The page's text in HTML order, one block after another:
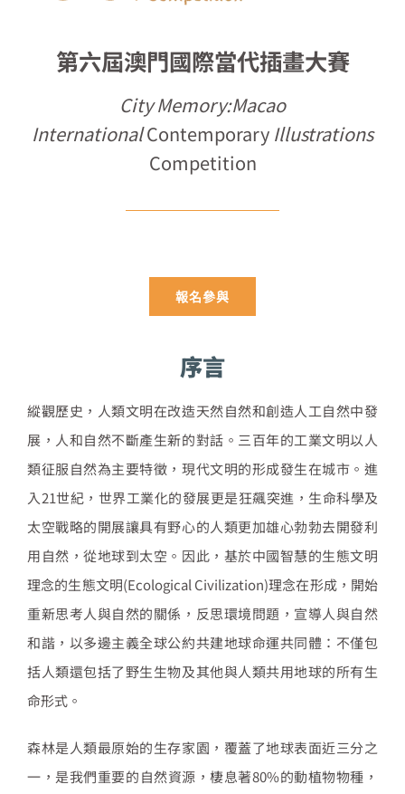
第六屆澳門國際當代插畫大賽
City Memory:Macao
InternationalContemporary Illustrations
Competition
報名參與
序言
縱觀歷史，人類文明在改造天然自然和創造人工自然中發
展，人和自然不斷產生新的對話。三百年的工業文明以人
類征服自然為主要特徵，現代文明的形成發生在城市。進
入21世紀，世界工業化的發展更是狂飆突進，生命科學及
太空戰略的開展讓具有野心的人類更加雄心勃勃去開發利
用自然，從地球到太空。因此，基於中國智慧的生態文明
理念的生態文明(Ecological Civilization)理念在形成，開始
重新思考人與自然的關係，反思環境問題，宣導人與自然
和諧，以多邊主義全球公約共建地球命運共同體：不僅包
括人類還包括了野生生物及其他與人類共用地球的所有生
命形式。
森林是人類最原始的生存家園，覆蓋了地球表面近三分之
一，是我們重要的自然資源，棲息著80%的動植物物種，